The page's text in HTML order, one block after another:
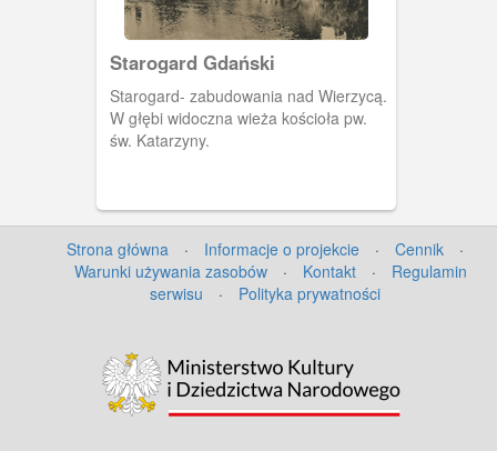
Starogard Gdański
Starogard- zabudowania nad Wierzycą.
W głębi widoczna wieża kościoła pw.
św. Katarzyny.
Strona główna · Informacje o projekcie · Cennik
·
Warunki używania zasobów
· Kontakt ·
Regulamin
serwisu
· Polityka prywatności